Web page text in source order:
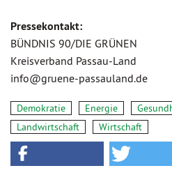
Pressekontakt:
BÜNDNIS 90/DIE GRÜNEN
Kreisverband Passau-Land
info@gruene-passauland.de
Demokratie Energie
Landwirtschaft
Wirtschaft